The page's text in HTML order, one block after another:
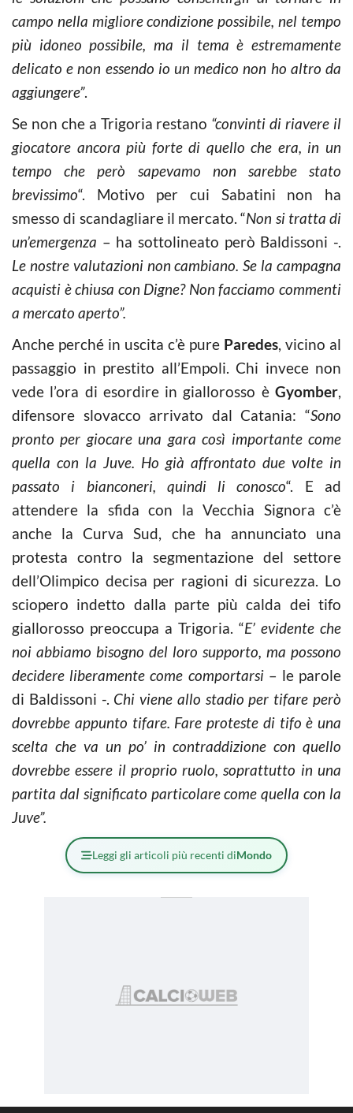
campo nella migliore condizione possibile, nel tempo
più idoneo possibile, ma il tema è estremamente
delicato e non essendo io un medico non ho altro da
aggiungere”.
Se non che a Trigoria restano “convinti di riavere il
giocatore ancora più forte di quello che era, in un
tempo che però sapevamo non sarebbe stato
brevissimo“. Motivo per cui Sabatini non ha
smesso di scandagliare il mercato. “Non si tratta di
un’emergenza – ha sottolineato però Baldissoni -.
Le nostre valutazioni non cambiano. Se la campagna
acquisti è chiusa con Digne? Non facciamo commenti
a mercato aperto”.
Anche perché in uscita c’è pure Paredes, vicino al
passaggio in prestito all’Empoli. Chi invece non
vede l’ora di esordire in giallorosso è Gyomber,
difensore slovacco arrivato dal Catania: “Sono
pronto per giocare una gara così importante come
quella con la Juve. Ho già affrontato due volte in
passato i bianconeri, quindi li conosco“. E ad
attendere la sfida con la Vecchia Signora c’è
anche la Curva Sud, che ha annunciato una
protesta contro la segmentazione del settore
dell’Olimpico decisa per ragioni di sicurezza. Lo
sciopero indetto dalla parte più calda dei tifo
giallorosso preoccupa a Trigoria. “E’ evidente che
noi abbiamo bisogno del loro supporto, ma possono
decidere liberamente come comportarsi– le parole
di Baldissoni -. Chi viene allo stadio per tifare però
dovrebbe appunto tifare. Fare proteste di tifo è una
scelta che va un po’ in contraddizione con quello
dovrebbe essere il proprio ruolo, soprattutto in una
partita dal significato particolare come quella con la
Juve”.
Leggi gli articoli più recenti diMondo